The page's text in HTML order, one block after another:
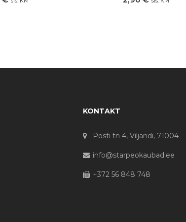
KONTAKT
Posti tn 4, Viljandi, 71004
info@starpeokaubad.ee
+372 56 848 748